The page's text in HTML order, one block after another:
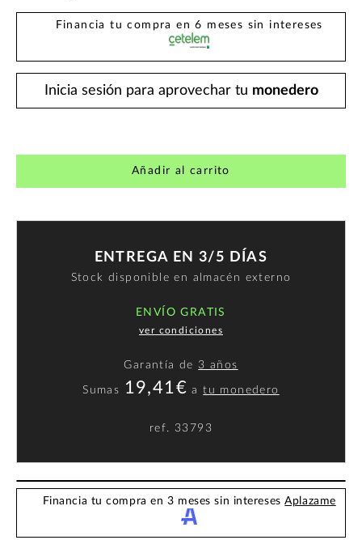
Financia tu compra en 6 meses sin intereses
Inicia sesión para aprovechar tu monedero
Añadir al carrito
ENTREGA EN 3/5 DÍAS
Stock disponible en almacén externo
ENVÍO GRATIS
ver condiciones
Garantía de 3 años
Sumas 19,41€ atu monedero
ref. 33793
Financia tu compra en 3 meses sin interesesAplazame